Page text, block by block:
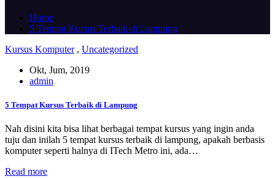
Home
5 Tempat Kursus Terbaik di Lampung
Kursus Komputer, Uncategorized
Okt, Jum, 2019
admin
5 Tempat Kursus Terbaik di Lampung
Nah disini kita bisa lihat berbagai tempat kursus yang ingin anda
tuju dan inilah 5 tempat kursus terbaik di lampung, apakah berbasis
komputer seperti halnya di ITech Metro ini, ada…
Read more